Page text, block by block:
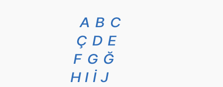
A B C
Ç D E
F G Ğ
H I İ J